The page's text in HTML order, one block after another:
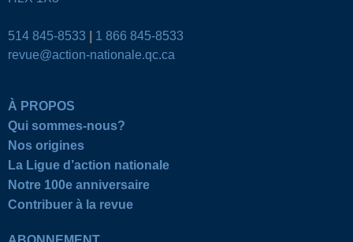
514 845-8533
1 866 845-8533
revue@action-nationale.qc.ca
À PROPOS
Qui sommes-nous?
Nos origines
La Ligue d’action nationale
Notre 100e anniversaire
Contribuer à la revue